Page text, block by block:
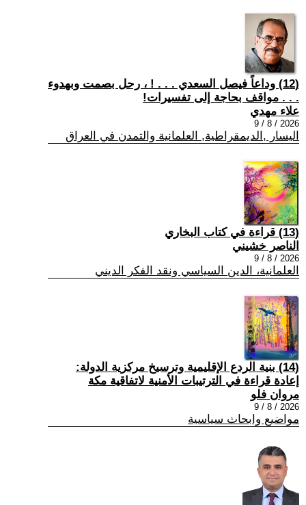
(12) وداعاً فيصل السعدي . . . ! ، رحل بصمت وبهدوء
. . . مواقف بحاجة إلى تفسيرات!
علاء مهدي
2026 / 8 / 9
اليسار ,الديمقراطية, العلمانية والتمدن في العراق
(13) قراءة في كتاب البخاري
الناصر خشيني
2026 / 8 / 9
العلمانية، الدين السياسي ونقد الفكر الديني
(14) بنية الردع الإقليمية وترسيخ مركزية الدولة:
إعادة قراءة في الترتيبات الأمنية لاتفاقية مكة
مروان فلو
2026 / 8 / 9
مواضيع وابحاث سياسية